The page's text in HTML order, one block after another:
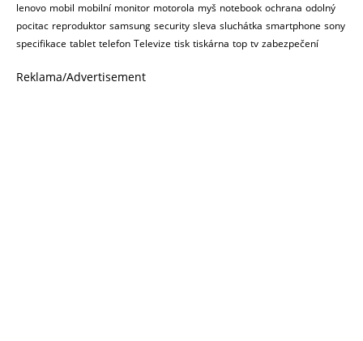
lenovo mobil mobilní monitor motorola myš notebook ochrana odolný
pocitac reproduktor samsung security sleva sluchátka smartphone sony
specifikace tablet telefon Televize tisk tiskárna top tv zabezpečení
Reklama/Advertisement